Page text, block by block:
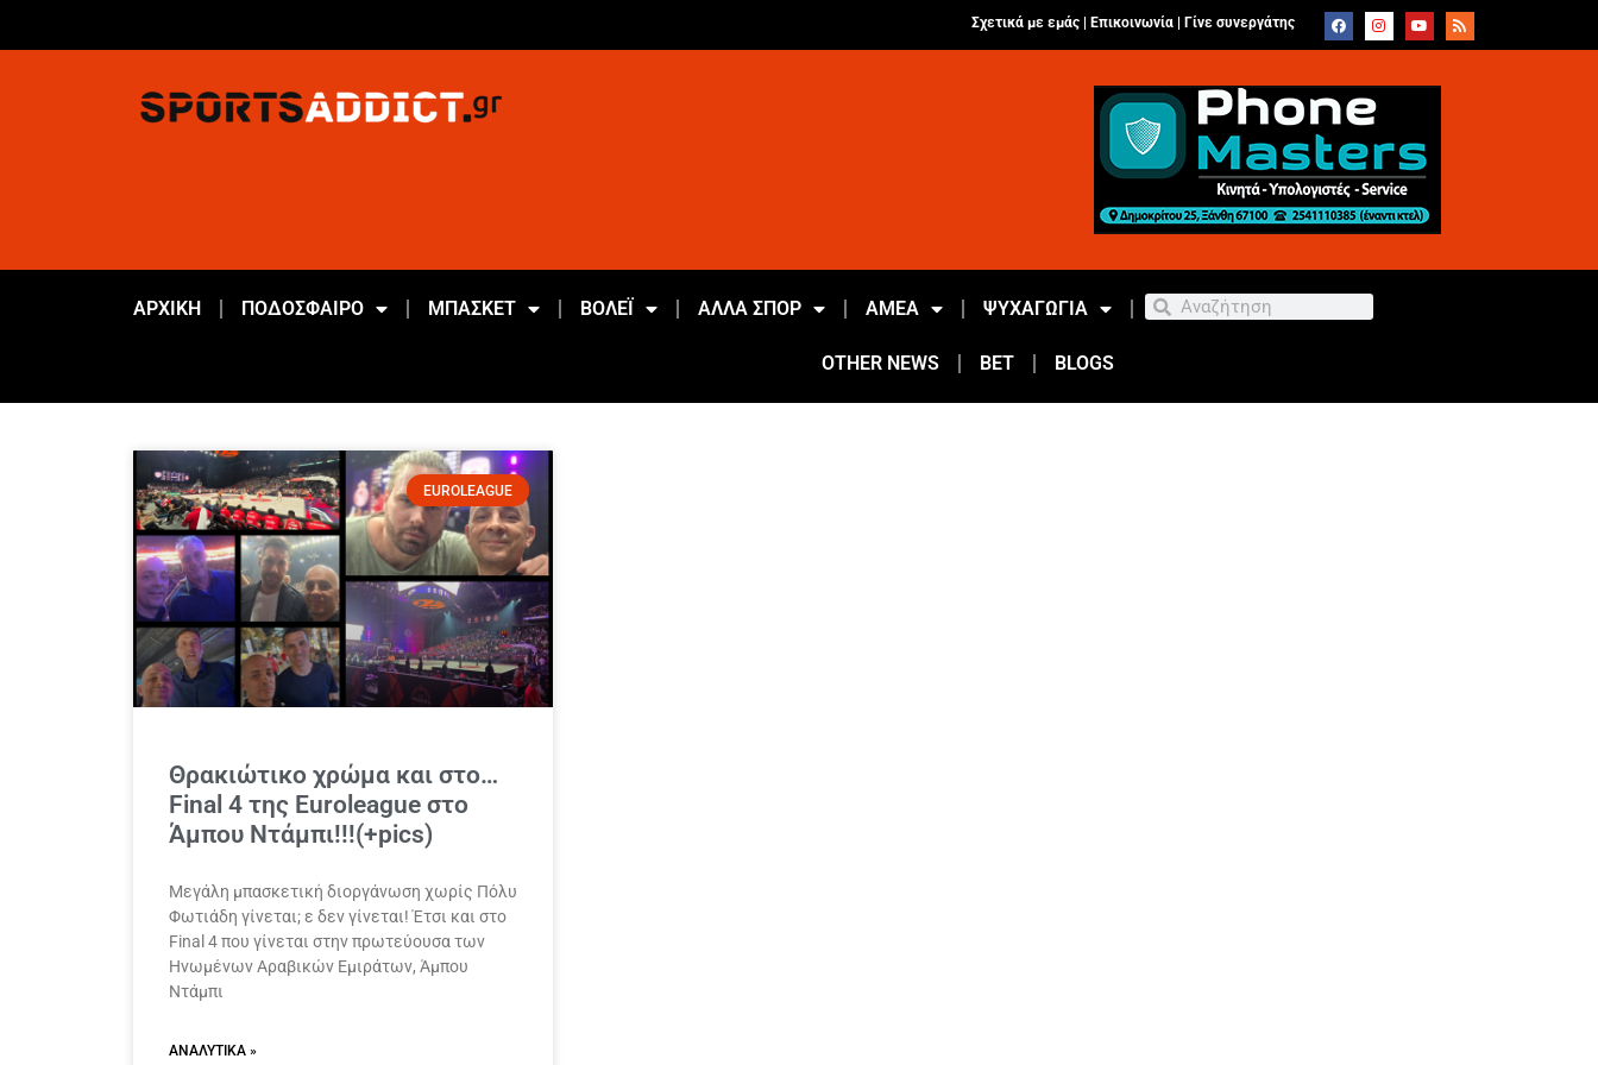
Σχετικά με εμάς | Επικοινωνία Γίνε συνεργάτης
ΑΡΧΙΚΗ ΠΟΔΟΣΦΑΙΡΟ ΜΠΑΣΚΕΤ ΒΟΛΕΪ ΑΛΛΑ ΣΠΟΡ ΑΜΕΑ ΨΥΧΑΓΩΓΙΑ
OTHER NEWS BET BLOGS
EUROLEAGUE
Θρακιώτικο χρώμα και στο…
Final 4 της Euroleague στο
Άμπου Ντάμπι!!!(+pics)
Μεγάλη μπασκετική διοργάνωση χωρίς Πόλυ
Φωτιάδη γίνεται; ε δεν γίνεται! Έτσι και στο
Final 4 που γίνεται στην πρωτεύουσα των
Ηνωμένων Αραβικών Εμιράτων, Άμπου
Ντάμπι
ΑΝΑΛΥΤΙΚΆ »